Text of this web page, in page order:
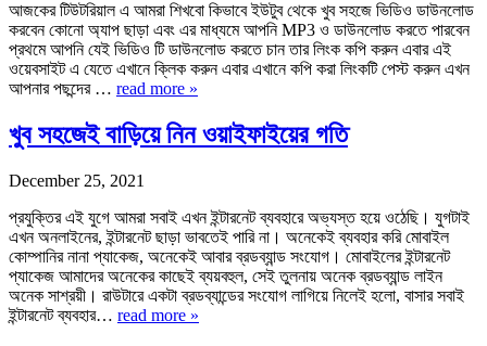
আজকের টিউটরিয়াল এ আমরা শিখবো কিভাবে ইউটুব থেকে খুব সহজে ভিডিও ডাউনলোড
করবেন কোনো অ্যাপ ছাড়া এবং এর মাধ্যমে আপনি MP3 ও ডাউনলোড করতে পারবেন
প্রথমে আপনি যেই ভিডিও টি ডাউনলোড করতে চান তার লিংক কপি করুন এবার এই
ওয়েবসাইট এ যেতে এখানে ক্লিক করুন এবার এখানে কপি করা লিংকটি পেস্ট করুন এখন
আপনার পছন্দের … read more »
খুব সহজেই বাড়িয়ে নিন ওয়াইফাইয়ের গতি
December 25, 2021
প্রযুক্তির এই যুগে আমরা সবাই এখন ইন্টারনেট ব্যবহারে অভ্যস্ত হয়ে ওঠেছি। যুগটাই
এখন অনলাইনের, ইন্টারনেট ছাড়া ভাবতেই পারি না। অনেকেই ব্যবহার করি মোবাইল
কোম্পানির নানা প্যাকেজ, অনেকেই আবার ব্রডব্যান্ড সংযোগ। মোবাইলের ইন্টারনেট
প্যাকেজ আমাদের অনেকের কাছেই ব্যয়বহুল, সেই তুলনায় অনেক ব্রডব্যান্ড লাইন
অনেক সাশ্রয়ী। রাউটারে একটা ব্রডব্যান্ডের সংযোগ লাগিয়ে নিলেই হলো, বাসার সবাই
ইন্টারনেট ব্যবহার… read more »